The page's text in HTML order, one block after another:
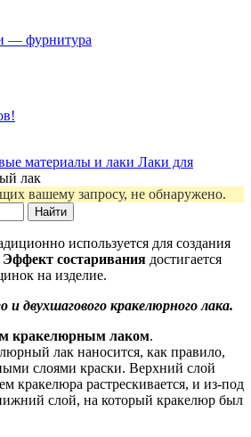
— фурнитура
материалы и лаки Лаки для
лак
вашему запросу, не обнаружено.
Найти
используется для создания
Эффект состаривания достигается
на изделие.
двухшагового кракелюрного лака.
кракелюрным лаком.
лак наносится, как правило,
слоями краски. Верхний слой
кракелюра растрескивается, и из-под
слой, на который кракелюр был